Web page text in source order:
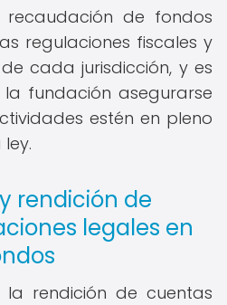
de fondos
regulaciones fiscales y
cada jurisdicción, y es
fundación asegurarse
estén en pleno
rendición de
legales en
rendición de cuentas